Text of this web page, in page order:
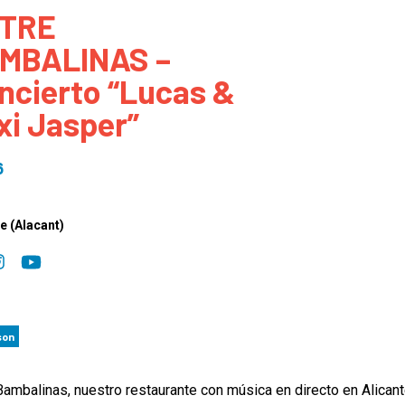
to Participate
Our Community
Day Organizers
Day Logos, Playlists & Promos
–
“Lucas &
Jasper”
(Alacant)
nuestro restaurante con música en directo en